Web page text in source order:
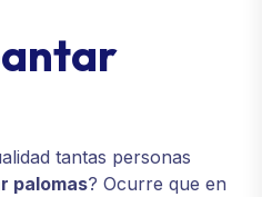
tantas personas
palomas? Ocurre que en